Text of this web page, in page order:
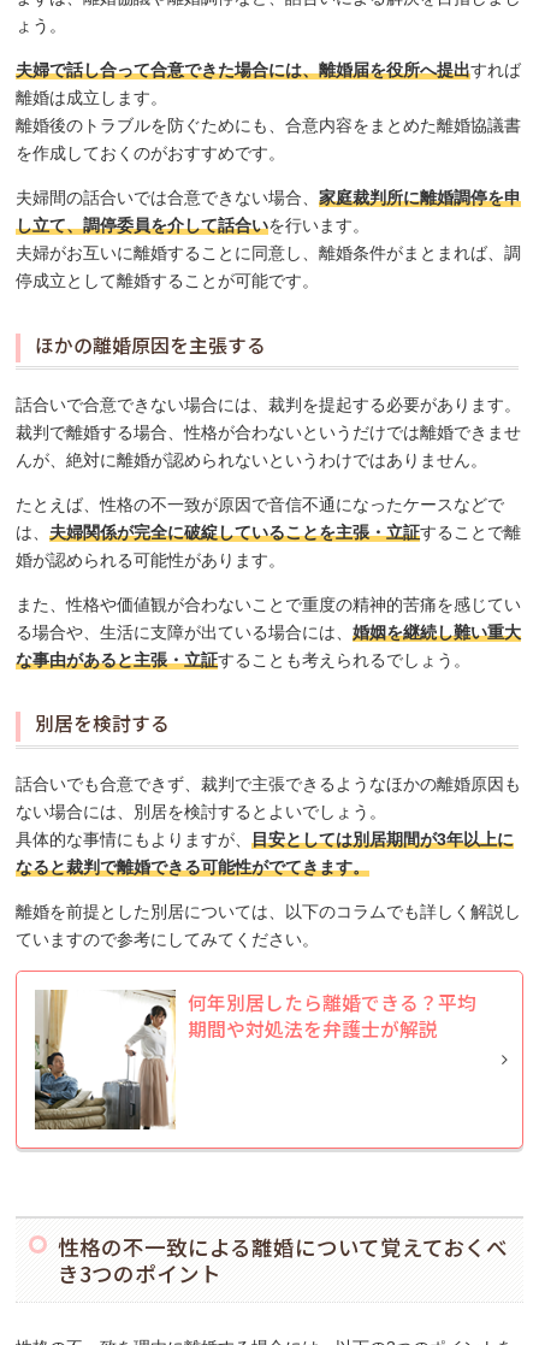
ょう。
夫婦で話し合って合意できた場合には、離婚届を役所へ提出すれば
離婚は成立します。
離婚後のトラブルを防ぐためにも、合意内容をまとめた離婚協議書
を作成しておくのがおすすめです。
夫婦間の話合いでは合意できない場合、家庭裁判所に離婚調停を申
し立て、調停委員を介して話合いを行います。
夫婦がお互いに離婚することに同意し、離婚条件がまとまれば、調
停成立として離婚することが可能です。
ほかの離婚原因を主張する
話合いで合意できない場合には、裁判を提起する必要があります。
裁判で離婚する場合、性格が合わないというだけでは離婚できませ
んが、絶対に離婚が認められないというわけではありません。
たとえば、性格の不一致が原因で音信不通になったケースなどで
は、夫婦関係が完全に破綻していることを主張・立証することで離
婚が認められる可能性があります。
また、性格や価値観が合わないことで重度の精神的苦痛を感じてい
る場合や、生活に支障が出ている場合には、婚姻を継続し難い重大
な事由があると主張・立証することも考えられるでしょう。
別居を検討する
話合いでも合意できず、裁判で主張できるようなほかの離婚原因も
ない場合には、別居を検討するとよいでしょう。
具体的な事情にもよりますが、目安としては別居期間が3年以上に
なると裁判で離婚できる可能性がでてきます。
離婚を前提とした別居については、以下のコラムでも詳しく解説し
ていますので参考にしてみてください。
何年別居したら離婚できる？平均
期間や対処法を弁護士が解説
性格の不一致による離婚について覚えておくべ
き3つのポイント